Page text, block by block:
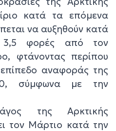
κατά τα επόμενα
να αυξηθούν κατά
3,5 φορές από τον
φτάνοντας περίπου
αναφοράς της
σύμφωνα με την
της Αρκτικής
τον Μάρτιο κατά την